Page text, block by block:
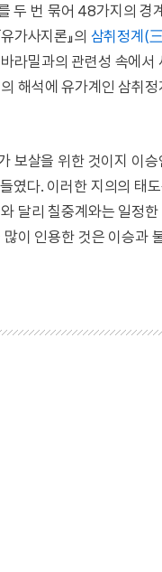
두 번 묶어 48가지의
가사지론』의 삼취정계(
라밀과의 관련성 속에
해석에 유가계인 삼취
보살을 위한 것이지 이
다. 이러한 지의의 태
달리 칠중계와는 일정
많이 인용한 것은 이승